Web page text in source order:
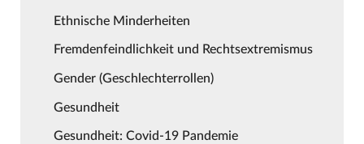
Ethnische Minderheiten
Fremdenfeindlichkeit und Rechtsextremismus
Gender (Geschlechterrollen)
Gesundheit
Gesundheit: Covid-19 Pandemie